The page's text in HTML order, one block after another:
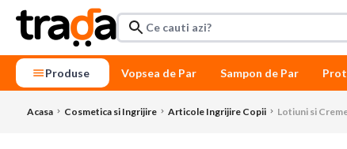
Produse Vopsea de Par Sampon de Par
Acasa Cosmetica si Ingrijire Articole Ingrijire Copii Lotiuni si